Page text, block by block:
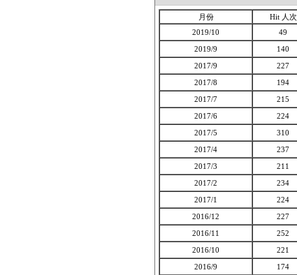
月份 Hit 人次
2019/10
49
2019/9
140
2017/9
227
2017/8
194
2017/7
215
2017/6
224
2017/5
310
2017/4
237
2017/3
211
2017/2
234
2017/1
224
2016/12
227
2016/11
252
2016/10
221
2016/9
174